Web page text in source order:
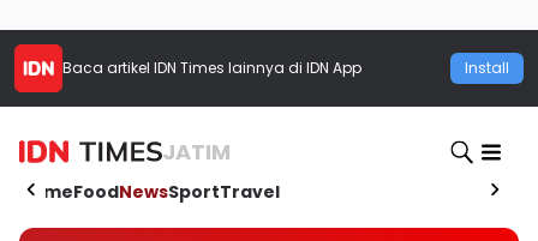
Baca artikel IDN Times lainnya di IDN App Install
JATIM
HomeFoodNewsSportTravel